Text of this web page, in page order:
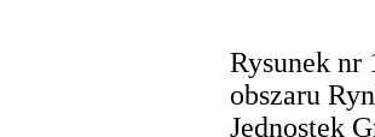
Rysunek nr
obszaru
Jednostek